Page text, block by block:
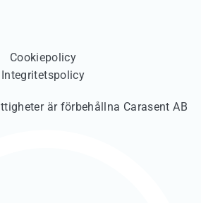
Cookiepolicy
Integritetspolicy
är förbehållna Carasent AB